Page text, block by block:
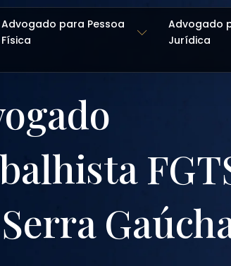
Advogado para Pessoa
Física
Advogado
Jurídica